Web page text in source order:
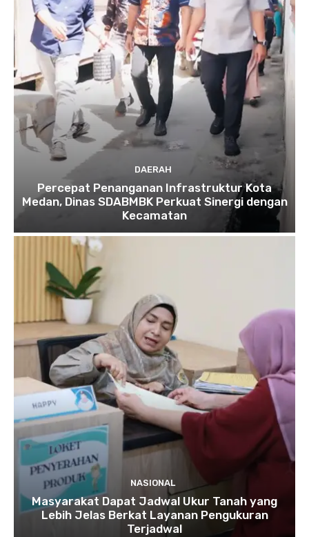
DAERAH
Percepat Penanganan Infrastruktur Kota
Medan, Dinas SDABMBK Perkuat Sinergi dengan
Kecamatan
NASIONAL
Masyarakat Dapat Jadwal Ukur Tanah yang
Lebih Jelas Berkat Layanan Pengukuran
Terjadwal